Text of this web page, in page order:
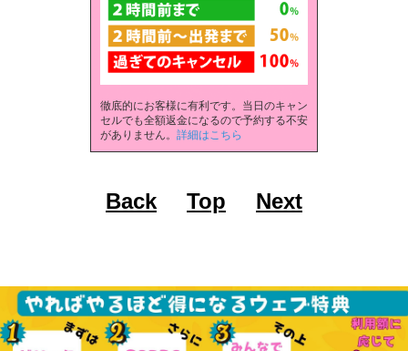
徹底的にお客様に有利です。当日のキャン
セルでも全額返金になるので予約する不安
がありません。 詳細はこちら
Back Top Next